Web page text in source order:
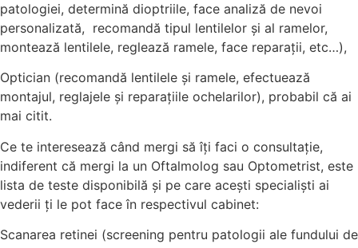
patologiei, determină dioptriile, face analiză de nevoi
personalizată, recomandă tipul lentilelor și al ramelor,
montează lentilele, reglează ramele, face reparații, etc…),
Optician (recomandă lentilele și ramele, efectuează
montajul, reglajele și reparațiile ochelarilor), probabil că ai
mai citit.
Ce te interesează când mergi să îți faci o consultație,
indiferent că mergi la un Oftalmolog sau Optometrist, este
lista de teste disponibilă și pe care acești specialiști ai
vederii ți le pot face în respectivul cabinet:
Scanarea retinei (screening pentru patologii ale fundului de